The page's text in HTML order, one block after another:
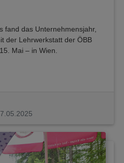
fand das Unternehmensjahr,
der Lehrwerkstatt der ÖBB
Mai – in Wien.